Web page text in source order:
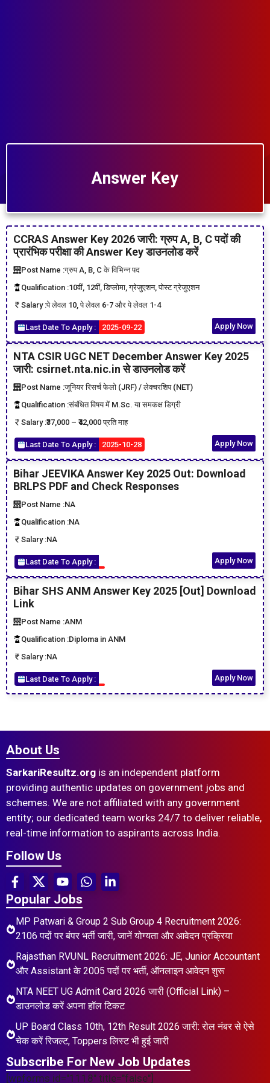
Answer Key
CCRAS Answer Key 2026 जारी: ग्रुप A, B, C पदों की
प्रारंभिक परीक्षा की Answer Key डाउनलोड करें
Post Name :ग्रुप A, B, C के विभिन्न पद
Qualification :10वीं, 12वीं, डिप्लोमा, ग्रेजुएशन, पोस्ट ग्रेजुएशन
Salary :पे लेवल 10, पे लेवल 6-7 और पे लेवल 1-4
Last Date To Apply : 2025-09-22 Apply Now
NTA CSIR UGC NET December Answer Key 2025
जारी: csirnet.nta.nic.in से डाउनलोड करें
Post Name :जूनियर रिसर्च फेलो (JRF) / लेक्चरशिप (NET)
Qualification :संबंधित विषय में M.Sc. या समकक्ष डिग्री
Salary :₹37,000 – ₹42,000 प्रति माह
Last Date To Apply : 2025-10-28 Apply Now
Bihar JEEVIKA Answer Key 2025 Out: Download
BRLPS PDF and Check Responses
Post Name :NA
Qualification :NA
Salary :NA
Last Date To Apply : Apply Now
Bihar SHS ANM Answer Key 2025 [Out] Download
Link
Post Name :ANM
Qualification :Diploma in ANM
Salary :NA
Last Date To Apply : Apply Now
About Us
SarkariResultz.org is an independent platform
providing authentic updates on government jobs and
schemes. We are not affiliated with any government
entity; our dedicated team works 24/7 to deliver reliable,
real-time information to aspirants across India.
Follow Us
Popular Jobs
MP Patwari & Group 2 Sub Group 4 Recruitment 2026:
2106 पदों पर बंपर भर्ती जारी, जानें योग्यता और आवेदन प्रक्रिया
Rajasthan RVUNL Recruitment 2026: JE, Junior Accountant
और Assistant के 2005 पदों पर भर्ती, ऑनलाइन आवेदन शुरू
NTA NEET UG Admit Card 2026 जारी (Official Link) –
डाउनलोड करें अपना हॉल टिकट
UP Board Class 10th, 12th Result 2026 जारी: रोल नंबर से ऐसे
चेक करें रिजल्ट, Toppers लिस्ट भी हुई जारी
Subscribe For New Job Updates
[wpforms id="1118" title="false"]